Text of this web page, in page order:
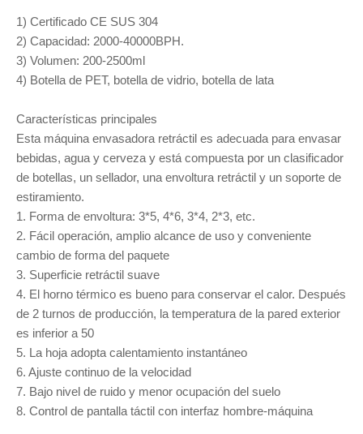
1) Certificado CE SUS 304
2) Capacidad: 2000-40000BPH.
3) Volumen: 200-2500ml
4) Botella de PET, botella de vidrio, botella de lata
Características principales
Esta máquina envasadora retráctil es adecuada para envasar
bebidas, agua y cerveza y está compuesta por un clasificador
de botellas, un sellador, una envoltura retráctil y un soporte de
estiramiento.
1. Forma de envoltura: 3*5, 4*6, 3*4, 2*3, etc.
2. Fácil operación, amplio alcance de uso y conveniente
cambio de forma del paquete
3. Superficie retráctil suave
4. El horno térmico es bueno para conservar el calor. Después
de 2 turnos de producción, la temperatura de la pared exterior
es inferior a 50
5. La hoja adopta calentamiento instantáneo
6. Ajuste continuo de la velocidad
7. Bajo nivel de ruido y menor ocupación del suelo
8. Control de pantalla táctil con interfaz hombre-máquina